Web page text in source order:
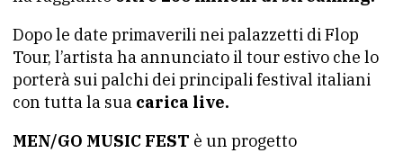
Dopo le date primaverili nei palazzetti di Flop
Tour, l’artista ha annunciato il tour estivo che lo
porterà sui palchi dei principali festival italiani
con tutta la sua carica live.
MEN/GO MUSIC FEST è un progetto